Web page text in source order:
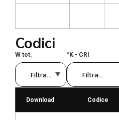
Codici
W tot. °K - CRI
Download Codice